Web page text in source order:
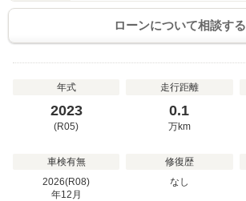
ローンについて相談する
年式
2023
(R05)
走行距離
0.1
万km
車検有無
2026(R08)
年12 月
修復歴
なし